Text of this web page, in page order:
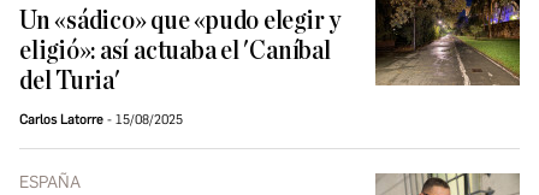
Un «sádico» que «pudo elegir y
eligió»: así actuaba el 'Caníbal
del Turia'
Carlos Latorre 15/08/2025
ESPAÑA